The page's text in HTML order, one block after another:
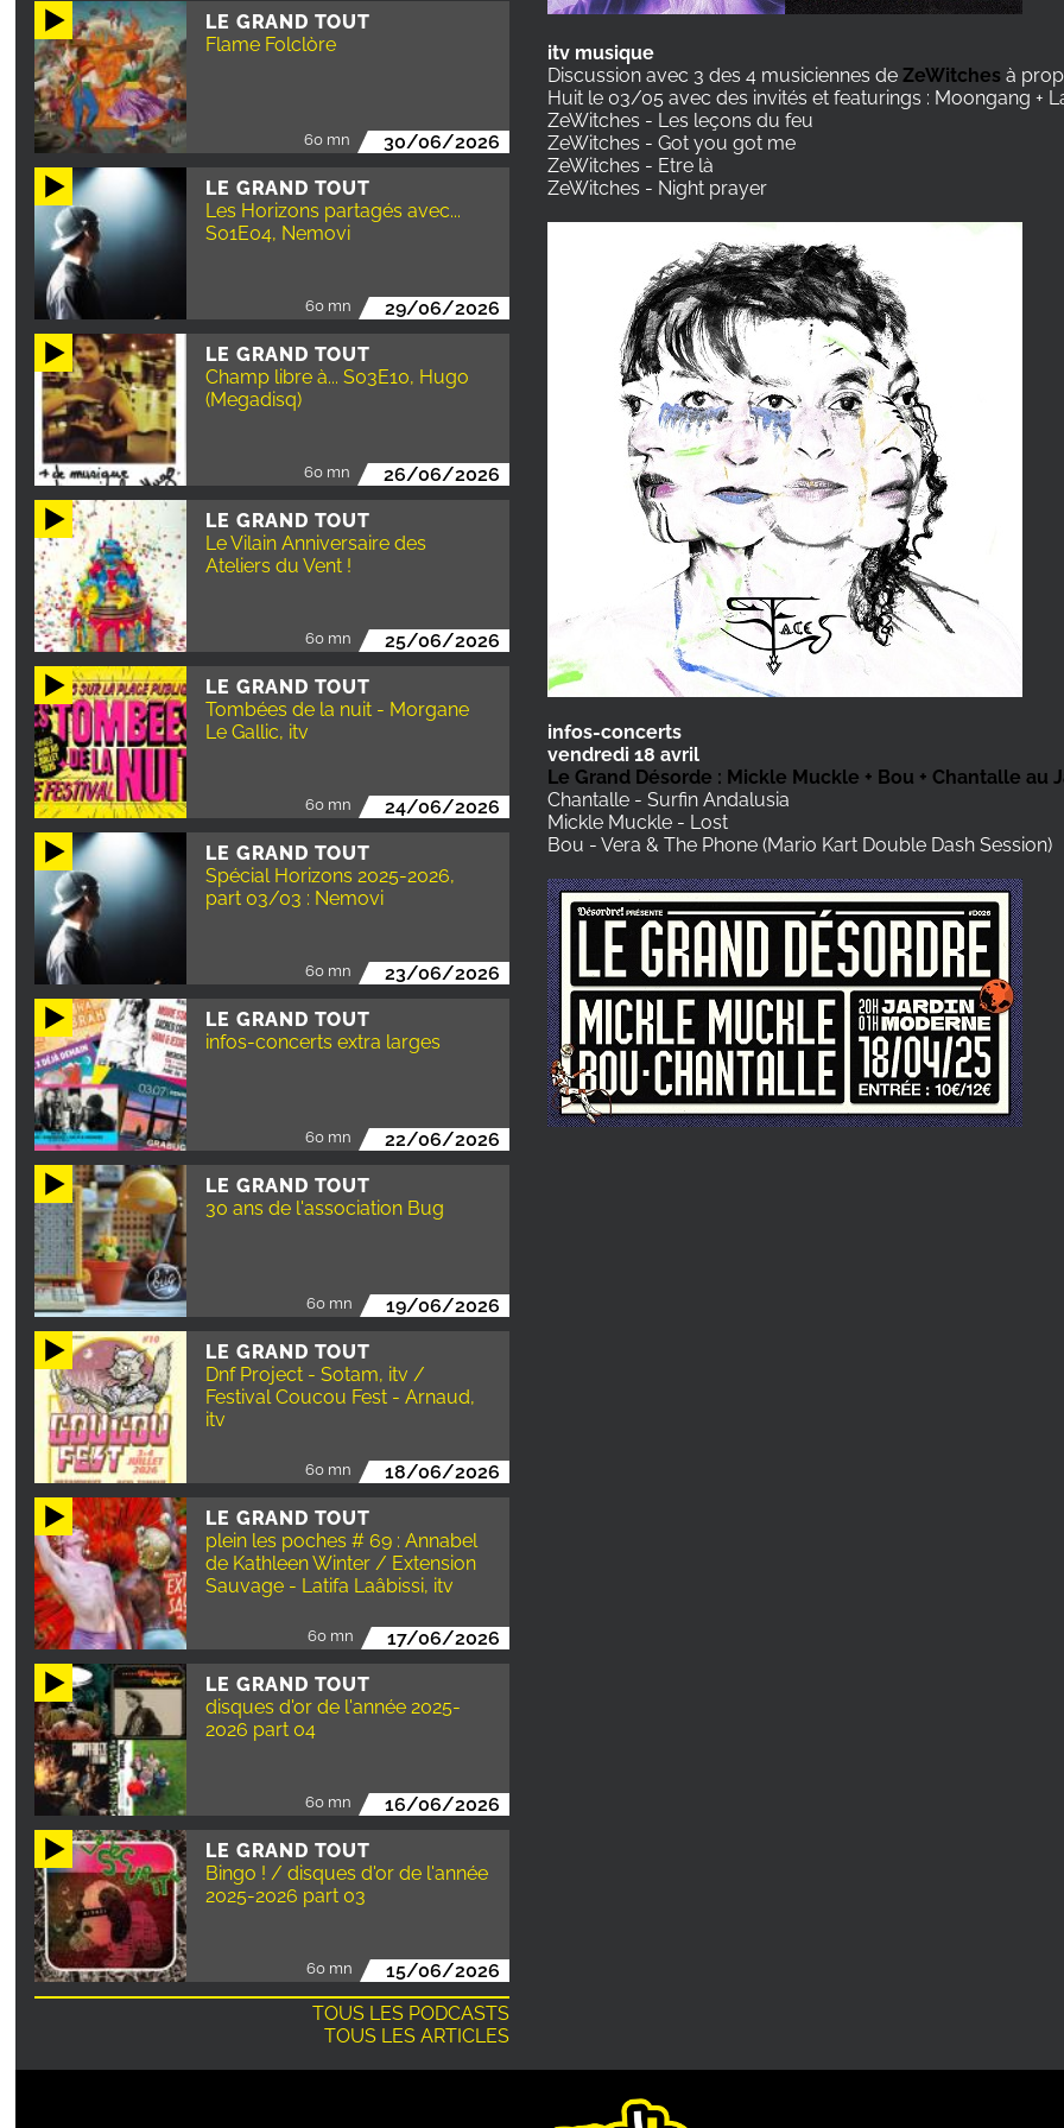
LE GRAND TOUT
Flame Folclòre
60 mn 30/06/2026
LE GRAND TOUT
Les Horizons partagés avec...
S01E04, Nemovi
60 mn 29/06/2026
LE GRAND TOUT
Champ libre à... S03E10, Hugo
(Megadisq)
60 mn 26/06/2026
LE GRAND TOUT
Le Vilain Anniversaire des
Ateliers du Vent !
60 mn 25/06/2026
LE GRAND TOUT
Tombées de la nuit - Morgane
Le Gallic, itv
60 mn 24/06/2026
LE GRAND TOUT
Spécial Horizons 2025-2026,
part 03/03 : Nemovi
60 mn 23/06/2026
LE GRAND TOUT
infos-concerts extra larges
60 mn 22/06/2026
LE GRAND TOUT
30 ans de l'association Bug
60 mn 19/06/2026
LE GRAND TOUT
Dnf Project - Sotam, itv /
Festival Coucou Fest - Arnaud,
itv
60 mn 18/06/2026
LE GRAND TOUT
plein les poches # 69 : Annabel
de Kathleen Winter / Extension
Sauvage - Latifa Laâbissi, itv
60 mn 17/06/2026
LE GRAND TOUT
disques d'or de l'année 2025-
2026 part 04
60 mn 16/06/2026
LE GRAND TOUT
Bingo ! / disques d'or de l'année
2025-2026 part 03
60 mn
15/06/2026
TOUS LES PODCASTS
TOUS LES ARTICLES
itv musique
Discussion avec 3 des 4 musiciennes deZeWitches à
Huit le 03/05 avec des invités et featurings : Moongang +
ZeWitches - Les leçons du feu
ZeWitches - Got you got me
ZeWitches - Etre là
ZeWitches - Night prayer
infos-concerts
vendredi 18 avril
Le Grand Désorde : Mickle Muckle + Bou + Chantalle au
Chantalle - Surfin Andalusia
Mickle Muckle - Lost
Bou - Vera & The Phone (Mario Kart Double Dash Session)